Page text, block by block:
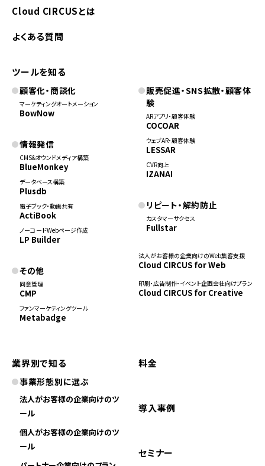
Cloud CIRCUSとは
よくある質問
ツールを知る
顧客化・商談化
マーケティングオートメーション
BowNow
情報発信
CMS&オウンドメディア構築
BlueMonkey
データベース構築
Plusdb
電子ブック・動画共有
ActiBook
ノーコードWebページ作成
LP Builder
その他
同意管理
CMP
ファンマーケティングツール
Metabadge
販売促進・SNS拡散・顧客体
験
ARアプリ・顧客体験
COCOAR
ウェブAR・顧客体験
LESSAR
CVR向上
IZANAI
リピート・解約防止
カスタマーサクセス
Fullstar
法人がお客様の企業向けのWeb集客支援
Cloud CIRCUS for Web
印刷・広告制作・イベント企画会社向けプラン
Cloud CIRCUS for Creative
業界別で知る
事業形態別に選ぶ
法人がお客様の企業向けのツ
ール
個人がお客様の企業向けのツ
ール
料金
導入事例
セミナー